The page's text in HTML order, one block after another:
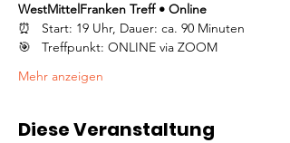
WestMittelFranken Treff • Online
⏰   Start: 19 Uhr, Dauer: ca. 90 Minuten
🎯   Treffpunkt: ONLINE via ZOOM
Mehr anzeigen
Diese Veranstaltung